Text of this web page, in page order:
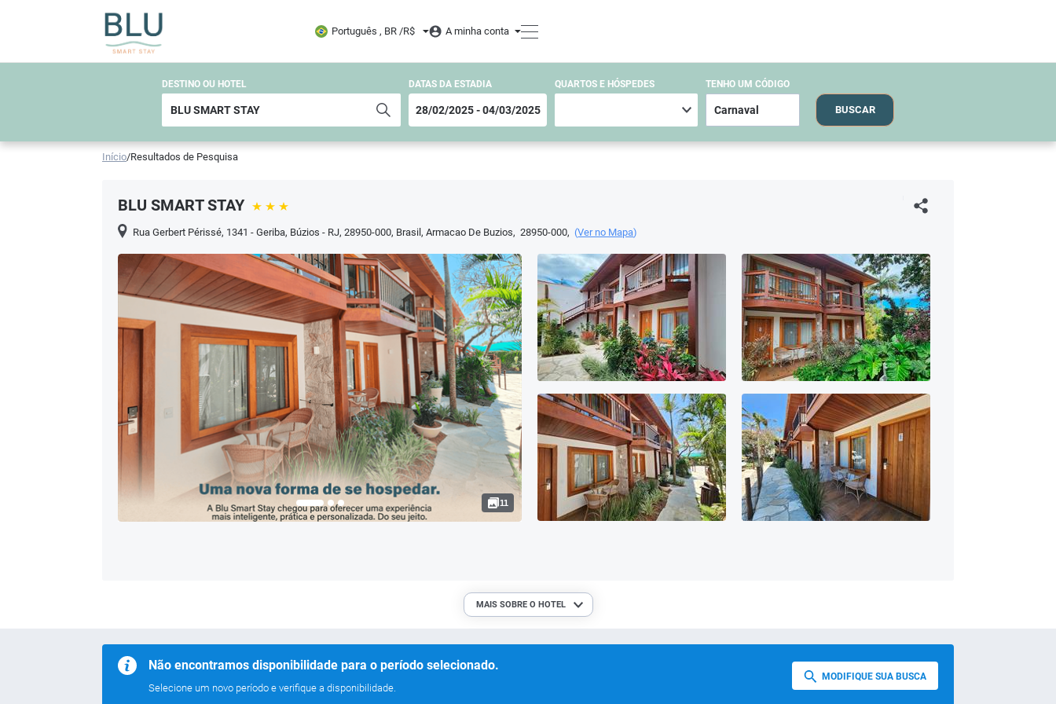
Português , BR /R$ A minha conta
DESTINO OU HOTEL DATAS DA ESTADIA QUARTOS E HÓSPEDES TENHO UM CÓDIGO
BUSCAR
Início/Resultados de Pesquisa
BLU SMART STAY
Rua Gerbert Périssé, 1341 - Geriba, Búzios - RJ, 28950-000, Brasil,Armacao De Buzios, 28950-000, (Ver no Mapa)
11
MAIS SOBRE O HOTEL
Não encontramos disponibilidade para o período selecionado.
Selecione um novo período e verifique a disponibilidade.
MODIFIQUE SUA BUSCA